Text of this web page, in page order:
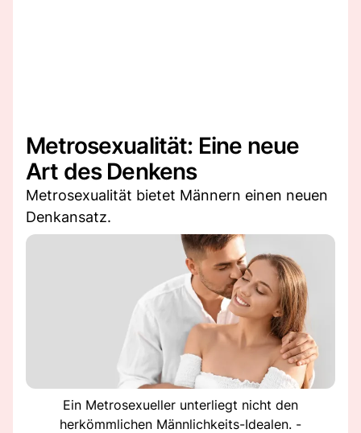
Metrosexualität: Eine neue
Art des Denkens
Metrosexualität bietet Männern einen neuen
Denkansatz.
Ein Metrosexueller unterliegt nicht den
herkömmlichen Männlichkeits-Idealen. -